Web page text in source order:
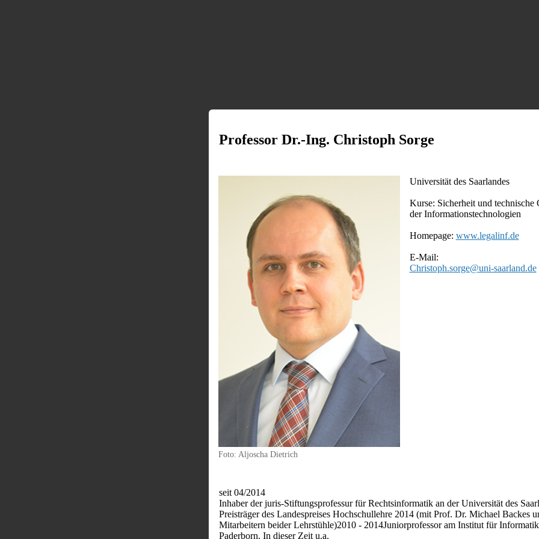
​Professor Dr.-Ing. Christoph Sorge
​Foto: Aljoscha Dietrich
Universität des Saarlandes
Kurse: Sicherheit und technische
der Informationstechnologien
Homepage: www.legalinf.de
E-Mail: ​
Christoph.sorge@uni-saarland.de​
seit 04/2014
Inhaber der juris-Stiftungsprofessur für Rechtsinformatik an der Universität des
Preisträger des Landespreises Hochschullehre 2014 (mit Prof. Dr. Michael Backes
Mitarbeitern beider Lehrstühle)2010 - 2014​Juniorprofessor am Institut für
Paderborn. In dieser Zeit u.a.